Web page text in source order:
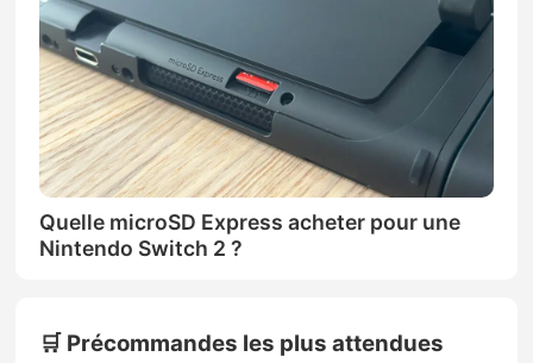
Quelle microSD Express acheter pour une
Nintendo Switch 2 ?
🛒 Précommandes les plus attendues